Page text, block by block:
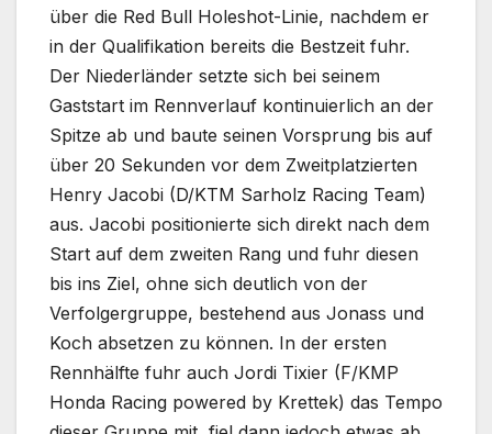
über die Red Bull Holeshot-Linie, nachdem er
in der Qualifikation bereits die Bestzeit fuhr.
Der Niederländer setzte sich bei seinem
Gaststart im Rennverlauf kontinuierlich an der
Spitze ab und baute seinen Vorsprung bis auf
über 20 Sekunden vor dem Zweitplatzierten
Henry Jacobi (D/KTM Sarholz Racing Team)
aus. Jacobi positionierte sich direkt nach dem
Start auf dem zweiten Rang und fuhr diesen
bis ins Ziel, ohne sich deutlich von der
Verfolgergruppe, bestehend aus Jonass und
Koch absetzen zu können. In der ersten
Rennhälfte fuhr auch Jordi Tixier (F/KMP
Honda Racing powered by Krettek) das Tempo